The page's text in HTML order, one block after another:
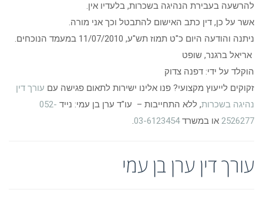
להרשעה בעבירת הנהיגה בשכרות, בלעדיו אין.
אשר על כן, דין כתב האישום להתבטל וכך אני מורה.
ניתנה והודעה היום כ"ט תמוז תש"ע, 11/07/2010 במעמד הנוכחים.
אריאל ברגנר, שופט
הוקלד על ידי: דפנה צדוק
זקוקים לייעוץ מקצועי? פנו אלינו ישירות לתאום פגישה עם עורך דין
נהיגה בשכרות, ללא התחייבות – עו"ד ערן בן עמי: נייד 052-
2526277 או במשרד03-6123454
.
עורך דין ערן בן עמי